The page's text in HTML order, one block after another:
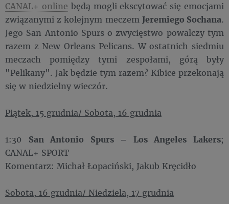
CANAL+ online będą mogli ekscytować się emocjami
związanymi z kolejnym meczem Jeremiego Sochana.
Jego San Antonio Spurs o zwycięstwo powalczy tym
razem z New Orleans Pelicans. W ostatnich siedmiu
meczach pomiędzy tymi zespołami, górą były
"Pelikany". Jak będzie tym razem? Kibice przekonają
się w niedzielny wieczór.
Piątek, 15 grudnia/ Sobota, 16 grudnia
1:30 San Antonio Spurs – Los Angeles Lakers;
CANAL+ SPORT
Komentarz: Michał Łopaciński, Jakub Kręcidło
Sobota, 16 grudnia/ Niedziela, 17 grudnia